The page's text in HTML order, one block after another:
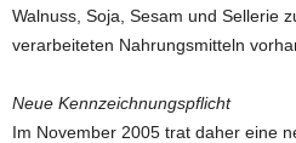
Walnuss, Soja, Sesam und Sellerie
verarbeiteten Nahrungsmitteln
Neue Kennzeichnungspflicht
Im November 2005 trat daher eine